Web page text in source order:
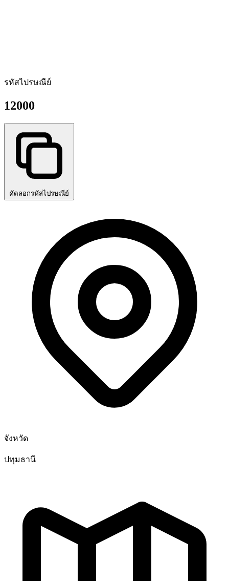
รหัสไปรษณีย์
12000
คัดลอกรหัสไปรษณีย์
จังหวัด
ปทุมธานี